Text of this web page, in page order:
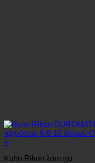
+
Kuhn Rikon λάστιχα